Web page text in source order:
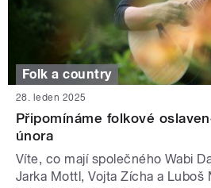
Folk a country
28. leden 2025
Připomínáme folkové
února
Víte, co mají společného Wabi
Jarka Mottl, Vojta Zícha a Luboš